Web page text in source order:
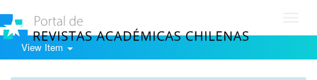
View Item